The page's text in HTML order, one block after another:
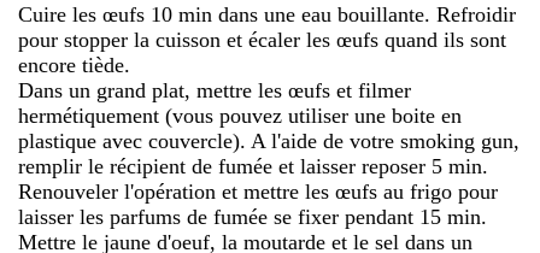
Cuire les œufs 10 min dans une eau bouillante. Refroidir
pour stopper la cuisson et écaler les œufs quand ils sont
encore tiède.
Dans un grand plat, mettre les œufs et filmer
hermétiquement (vous pouvez utiliser une boite en
plastique avec couvercle). A l'aide de votre smoking gun,
remplir le récipient de fumée et laisser reposer 5 min.
Renouveler l'opération et mettre les œufs au frigo pour
laisser les parfums de fumée se fixer pendant 15 min.
Mettre le jaune d'oeuf, la moutarde et le sel dans un